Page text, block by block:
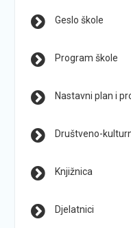
Geslo škole
Program škole
Nastavni plan i
Društveno-
Knjižnica
Djelatnici